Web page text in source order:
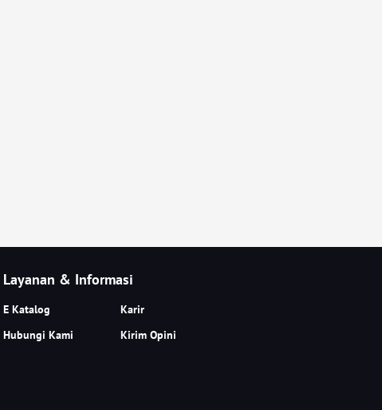
Layanan & Informasi
E Katalog
Karir
Hubungi Kami
Kirim Opini